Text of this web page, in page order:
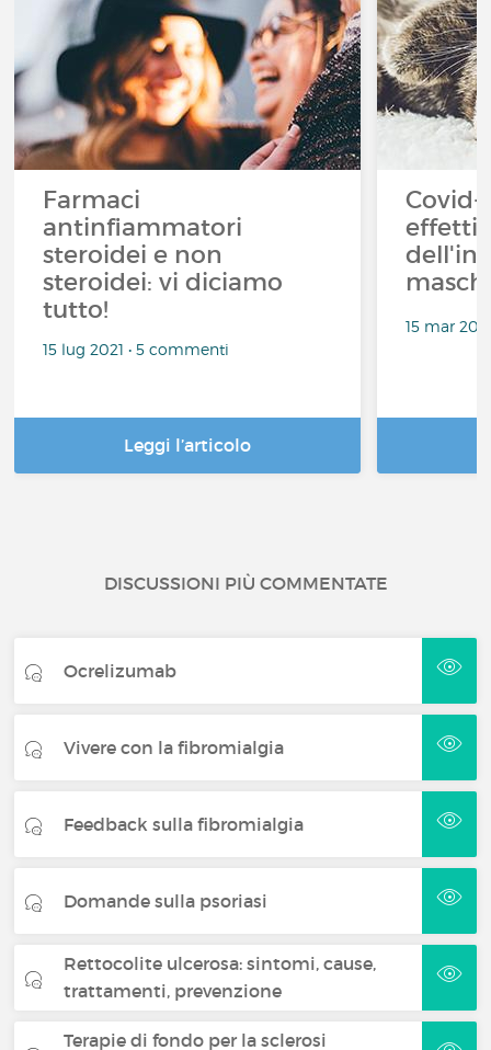
Farmaci
antinfiammatori
steroidei e non
steroidei: vi diciamo
tutto!
15 lug 2021 • 5 commenti
Leggi l’articolo
Covid-
effetti
15 mar
DISCUSSIONI PIÙ COMMENTATE
Ocrelizumab
Vivere con la fibromialgia
Feedback sulla fibromialgia
Domande sulla psoriasi
Rettocolite ulcerosa: sintomi, cause,
trattamenti, prevenzione
Terapie di fondo per la sclerosi